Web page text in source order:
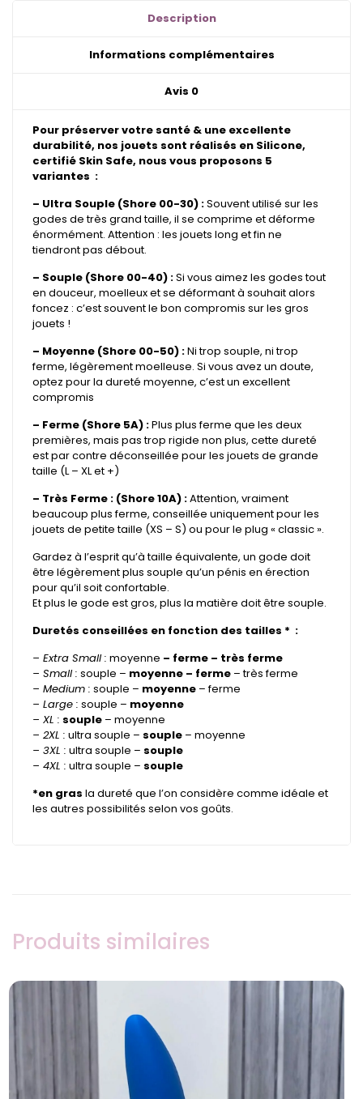
Description
Informations complémentaires
Avis 0
Pour préserver votre santé & une excellente
durabilité, nos jouets sont réalisés en Silicone,
certifié Skin Safe, nous vous proposons 5
variantes :
– Ultra Souple (Shore 00-30) :Souvent utilisé sur les
godes de très grand taille, il se comprime et déforme
énormément. Attention : les jouets long et fin ne
tiendront pas débout.
– Souple (Shore 00-40) :Si vous aimez les godes tout
en douceur, moelleux et se déformant à souhait alors
foncez : c’est souvent le bon compromis sur les gros
jouets !
– Moyenne (Shore 00-50) :Ni trop souple, ni trop
ferme, légèrement moelleuse. Si vous avez un doute,
optez pour la dureté moyenne, c’est un excellent
compromis
– Ferme (Shore 5A) :Plus plus ferme que les deux
premières, mais pas trop rigide non plus, cette dureté
est par contre déconseillée pour les jouets de grande
taille (L – XL et +)
– Très Ferme : (Shore 10A) :Attention, vraiment
beaucoup plus ferme, conseillée uniquement pour les
jouets de petite taille (XS – S) ou pour le plug « classic ».
Gardez à l’esprit qu’à taille équivalente, un gode doit
être légèrement plus souple qu’un pénis en érection
pour qu’il soit confortable.
Et plus le gode est gros, plus la matière doit être souple.
Duretés conseillées en fonction des tailles * :
– Extra Small : moyenne – ferme – très ferme
– Small : souple – moyenne – ferme– très ferme
– Medium : souple – moyenne– ferme
– Large : souple – moyenne
– XL : souple– moyenne
– 2XL : ultra souple – souple– moyenne
– 3XL : ultra souple – souple
– 4XL : ultra souple – souple
*en gras la dureté que l’on considère comme idéale et
les autres possibilités selon vos goûts.
Produits similaires